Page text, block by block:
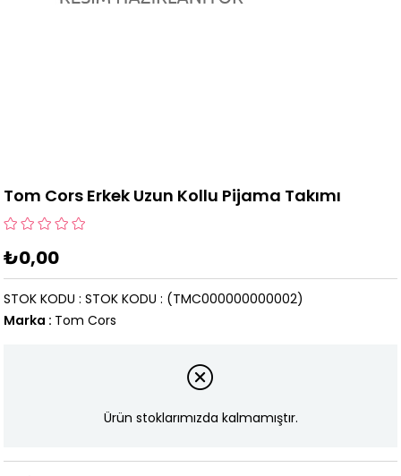
Tom Cors Erkek Uzun Kollu Pijama Takımı
₺0,00
(TMC000000000002)
STOK KODU
STOK KODU
Marka : Tom Cors
Ürün stoklarımızda kalmamıştır.